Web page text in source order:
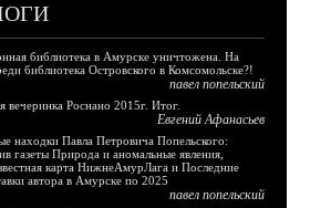
библиотека в Амурске уничтожена. На
библиотека Островского в Комсомольске?!
павел попельский
вечеринка Роснано 2015г. Итог.
Евгений Афанасьев
находки Павла Петровича Попельского:
газеты Природа и аномальные явления,
карта НижнеАмурЛага и Последние
автора в Амурске по 2025
павел попельский